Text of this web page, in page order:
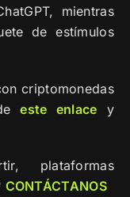
mientras
de estímulos
criptomonedas
este enlace y
plataformas
CONTÁCTANOS